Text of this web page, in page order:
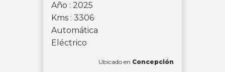
Año : 2025
Kms : 3306
Automática
Eléctrico
Ubicado en Concepción